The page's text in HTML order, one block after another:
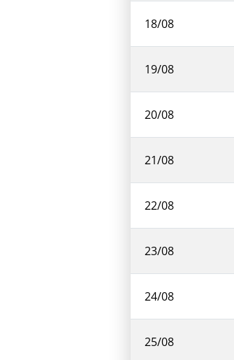
18/08
19/08
20/08
21/08
22/08
23/08
24/08
25/08